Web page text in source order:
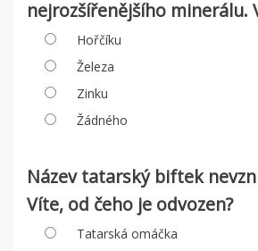
nejrozšířenějšího minerálu.
Hořčíku
Železa
Zinku
Žádného
Název tatarský biftek
Víte, od čeho je odvozen?
Tatarská omáčka